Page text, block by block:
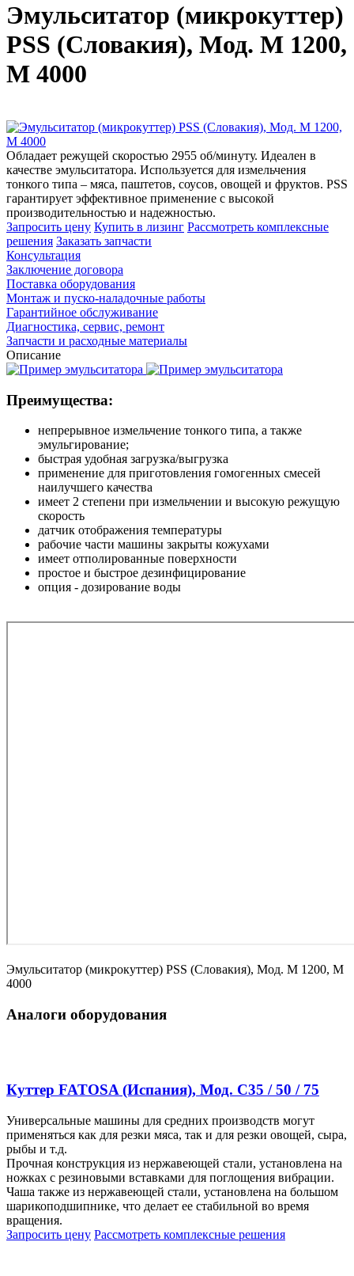
Эмульситатор (микрокуттер)
PSS (Словакия), Мод. М 1200,
M 4000
Обладает режущей скоростью 2955 об/минуту. Идеален в
качестве эмульситатора. Используется для измельчения
тонкого типа – мяса, паштетов, соусов, овощей и фруктов. PSS
гарантирует эффективное применение с высокой
производительностью и надежностью.
Запросить цену Купить в лизинг Рассмотреть комплексные
решения Заказать запчасти
Консультация
Заключение договора
Поставка оборудования
Монтаж и пуско-наладочные работы
Гарантийное обслуживание
Диагностика, сервис, ремонт
Запчасти и расходные материалы
Описание
Преимущества:
непрерывное измельчение тонкого типа, а также
эмульгирование;
быстрая удобная загрузка/выгрузка
применение для приготовления гомогенных смесей
наилучшего качества
имеет 2 степени при измельчении и высокую режущую
скорость
датчик отображения температуры
рабочие части машины закрыты кожухами
имеет отполированные поверхности
простое и быстрое дезинфицирование
опция - дозирование воды
Эмульситатор (микрокуттер) PSS (Словакия), Мод. М 1200, M
4000
Аналоги оборудования
Куттер FATOSA (Испания), Мод. C35 / 50 / 75
Универсальные машины для средних производств могут
применяться как для резки мяса, так и для резки овощей, сыра,
рыбы и т.д.
Прочная конструкция из нержавеющей стали, установлена на
ножках с резиновыми вставками для поглощения вибрации.
Чаша также из нержавеющей стали, установлена на большом
шарикоподшипнике, что делает ее стабильной во время
вращения.
Запросить цену Рассмотреть комплексные решения